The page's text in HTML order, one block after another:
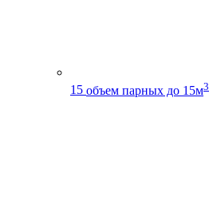
15 объем парных до 15м3